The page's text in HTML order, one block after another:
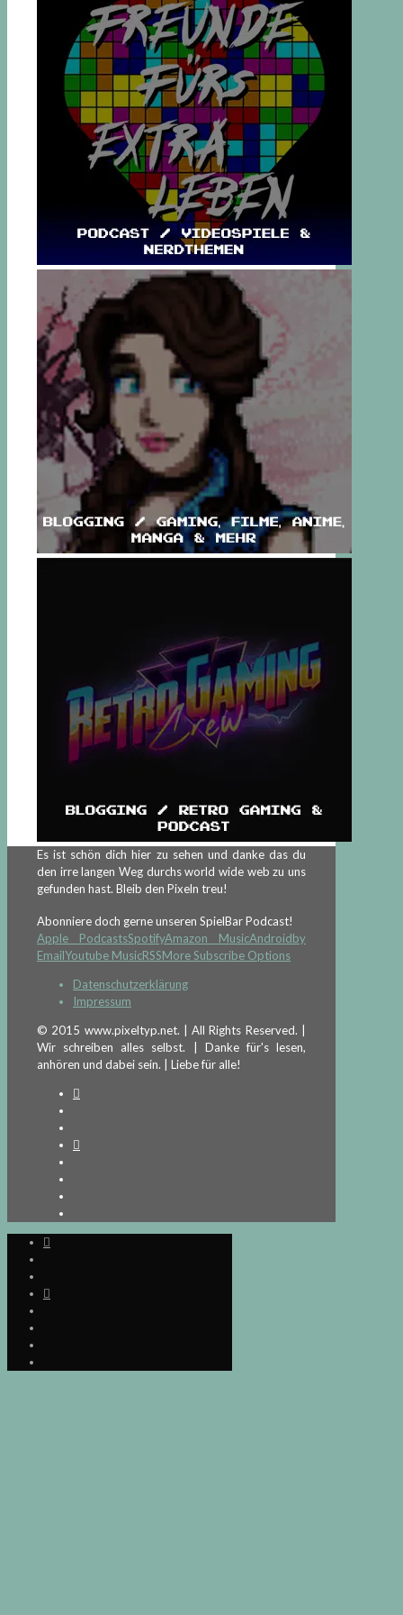
Es ist schön dich hier zu sehen und danke das du
den irre langen Weg durchs world wide web zu uns
gefunden hast. Bleib den Pixeln treu!
Abonniere doch gerne unseren SpielBar Podcast!
Apple PodcastsSpotifyAmazon MusicAndroidby
EmailYoutube MusicRSSMore Subscribe Options
Datenschutzerklärung
Impressum
© 2015 www.pixeltyp.net. | All Rights Reserved. |
Wir schreiben alles selbst. | Danke für's lesen,
anhören und dabei sein. | Liebe für alle!